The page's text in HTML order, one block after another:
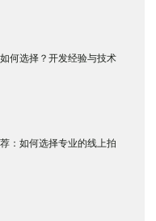
何选择？开发经验与技术
：如何选择专业的线上拍